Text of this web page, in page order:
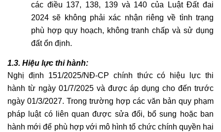
các điều 137, 138, 139 và 140 của Luật Đất đai
2024 sẽ không phải xác nhận riêng về tình trạng
phù hợp quy hoạch, không tranh chấp và sử dụng
đất ổn định.
1.3. Hiệu lực thi hành:
Nghị định 151/2025/NĐ-CP chính thức có hiệu lực thi
hành từ ngày 01/7/2025 và được áp dụng cho đến trước
ngày 01/3/2027. Trong trường hợp các văn bản quy phạm
pháp luật có liên quan được sửa đổi, bổ sung hoặc ban
hành mới để phù hợp với mô hình tổ chức chính quyền hai